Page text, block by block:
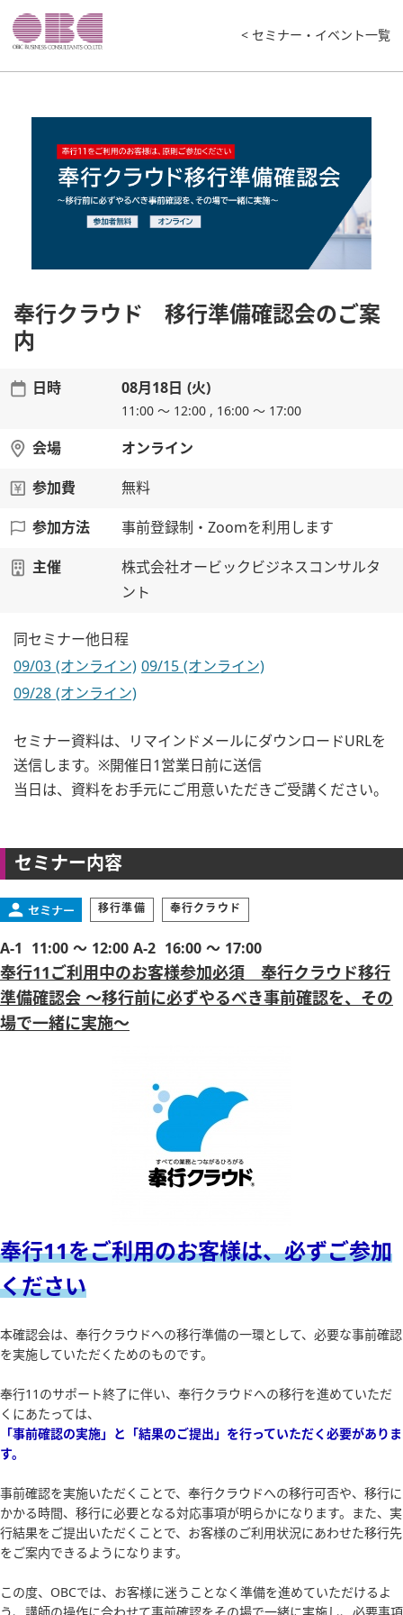
< セミナー・イベント一覧
奉行クラウド 移行準備確認会のご案
内
日時 08月18日 (火)
11:00 ～ 12:00 , 16:00 ～ 17:00
会場 オンライン
参加費 無料
参加方法 事前登録制・Zoomを利用します
主催
株式会社オービックビジネスコンサルタ
ント
同セミナー他日程
09/03 (オンライン) 09/15 (オンライン)
09/28 (オンライン)
セミナー資料は、リマインドメールにダウンロードURLを
送信します。※開催日1営業日前に送信
当日は、資料をお手元にご用意いただきご受講ください。
セミナー内容
移行準備 奉行クラウド
A-1 11:00 ～ 12:00 A-2 16:00 ～ 17:00
奉行11ご利用中のお客様参加必須 奉行クラウド移行
準備確認会 ～移行前に必ずやるべき事前確認を、その
場で一緒に実施～
奉行11をご利用のお客様は、必ずご参加
ください
本確認会は、奉行クラウドへの移行準備の一環として、必要な事前確認
を実施していただくためのものです。
奉行11のサポート終了に伴い、奉行クラウドへの移行を進めていただ
くにあたっては、
「事前確認の実施」と「結果のご提出」を行っていただく必要がありま
す。
事前確認を実施いただくことで、奉行クラウドへの移行可否や、移行に
かかる時間、移行に必要となる対応事項が明らかになります。また、実
行結果をご提出いただくことで、お客様のご利用状況にあわせた移行先
をご案内できるようになります。
この度、OBCでは、お客様に迷うことなく準備を進めていただけるよ
う、講師の操作に合わせて事前確認をその場で一緒に実施し、必要事項